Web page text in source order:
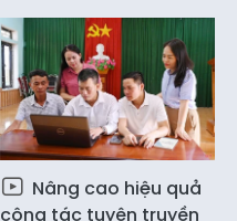
Nâng cao hiệu quả
công tác tuyên truyền